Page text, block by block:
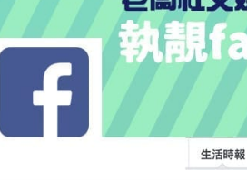
款
貸款計數
機
學
101